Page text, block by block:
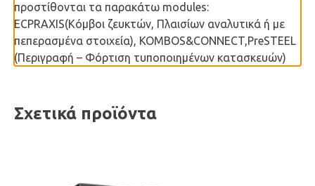
προστίθονται τα παρακάτω modules:
ECPRAXIS(Κόμβοι ζευκτών, Πλαισίων αναλυτικά ή με
πεπερασμένα στοιχεία), KOMBOS&CONNECT,PreSTEEL
(Περιγραφή – Φόρτιση τυποποιημένων κατασκευών)
Σχετικά προϊόντα